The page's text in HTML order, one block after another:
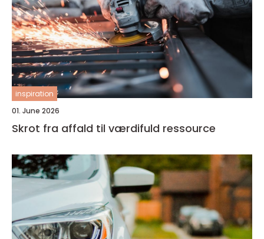
inspiration
01. June 2026
Skrot fra affald til værdifuld ressource